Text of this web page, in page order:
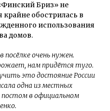
Бриз» не
крайне обострилась в
использования
домов.
посёлке очень нужен.
нам придётся туго.
это достояние России
одна из местных
в официальном